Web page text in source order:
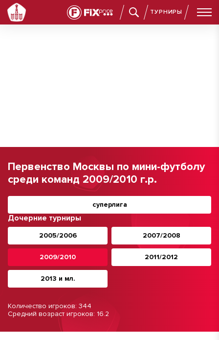
ТУРНИРЫ
Первенство Москвы по мини-футболу
среди команд 2009/2010 г.р.
суперлига
Дочерние турниры
2005/2006 2007/2008
2009/2010 2011/2012
2013 и мл.
Количество игроков: 344
Средний возраст игроков: 16.2